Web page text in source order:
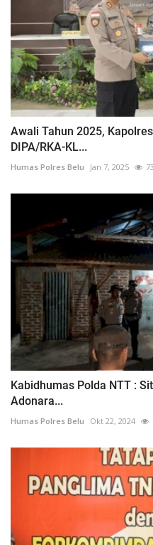
Awali Tahun 2025,
DIPA/RKA-KL...
Humas Polres Belu Jan 7, 2025
Kabidhumas Polda NTT :
Adonara...
Humas Polres Belu Okt 22, 2024